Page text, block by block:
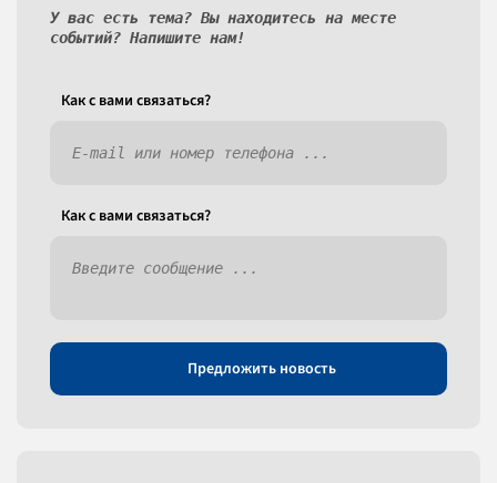
У вас есть тема? Вы находитесь на месте
событий? Напишите нам!
Как c вами связаться?
Как c вами связаться?
Предложить новость